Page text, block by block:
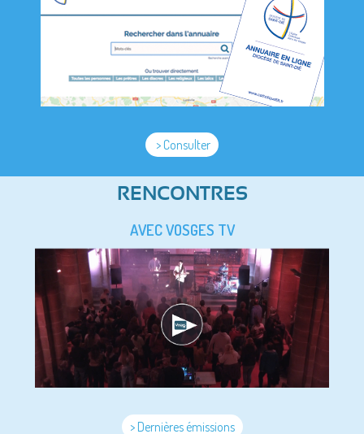
> Consulter
RENCONTRES
AVEC VOSGES TV
> Dernières émissions